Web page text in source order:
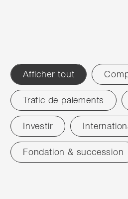
FilterAfficher tout
Trafic de paiements
Investir
Fondation & succession